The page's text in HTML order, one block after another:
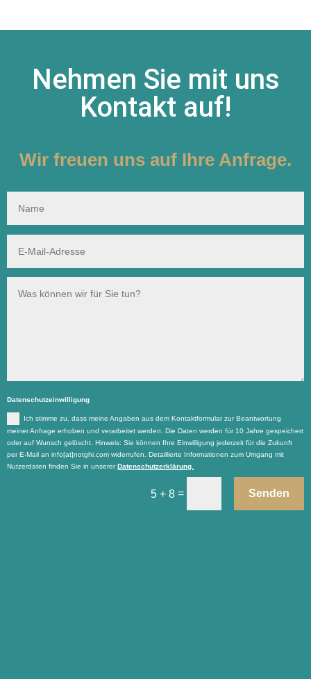
Nehmen Sie mit uns
Kontakt auf!
Wir freuen uns auf Ihre Anfrage.
Datenschutzeinwilligung
Ich stimme zu, dass meine Angaben aus dem Kontaktformular zur Beantwortung
meiner Anfrage erhoben und verarbeitet werden. Die Daten werden für 10 Jahre gespeichert
oder auf Wunsch gelöscht. Hinweis: Sie können Ihre Einwilligung jederzeit für die Zukunft
per E-Mail an info[at]notghi.com widerrufen. Detaillierte Informationen zum Umgang mit
Nutzerdaten finden Sie in unsererDatenschutzerklärung.
5 + 8 = Senden